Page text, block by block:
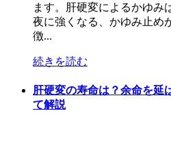
ます。肝硬変によるかゆみ
夜に強くなる、かゆみ止め
徴...
続きを読む
肝硬変の寿命は？余命を延
て解説